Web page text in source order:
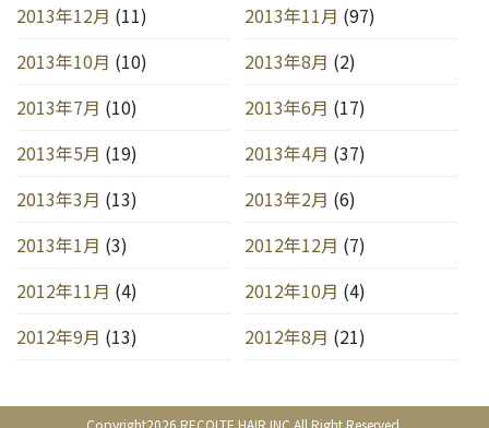
2013年12月 (11) 2013年11月 (97)
2013年10月 (10) 2013年8月 (2)
2013年7月 (10) 2013年6月 (17)
2013年5月 (19) 2013年4月 (37)
2013年3月 (13) 2013年2月 (6)
2013年1月 (3) 2012年12月 (7)
2012年11月 (4) 2012年10月 (4)
2012年9月 (13) 2012年8月 (21)
Copyright2026 RECOLTE HAIR.INC All Right Reserved.